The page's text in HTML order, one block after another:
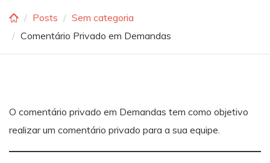
Posts
Sem categoria
Comentário Privado em Demandas
O comentário privado em Demandas tem como objetivo
realizar um comentário privado para a sua equipe.